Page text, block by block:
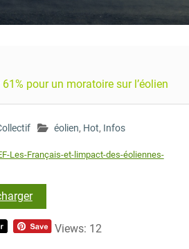
pour un moratoire sur l’éolien
éolien, Hot, Infos
Les-Français-et-limpact-des-éoliennes-
Views: 12